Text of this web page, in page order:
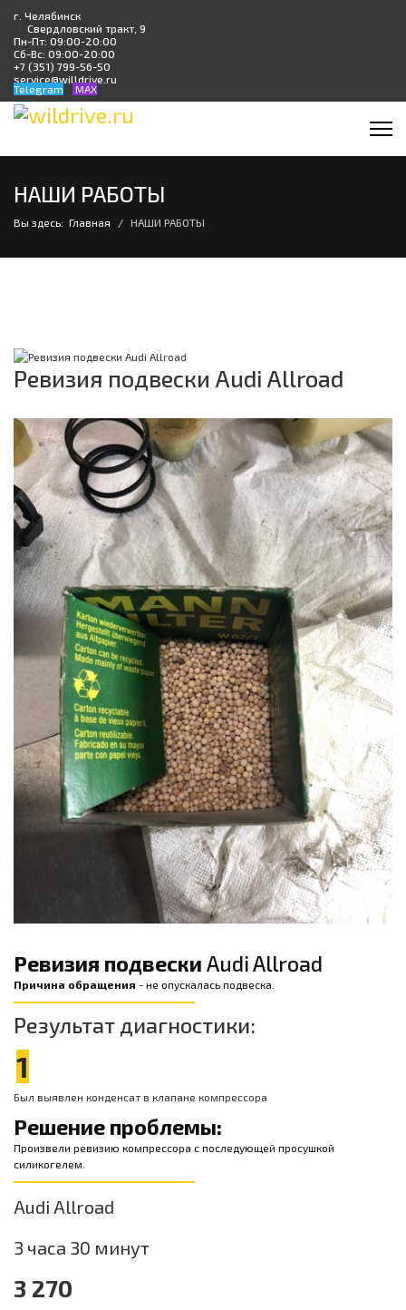
г. Челябинск
Свердловский тракт, 9
Пн-Пт: 09:00-20:00
Сб-Вс: 09:00-20:00
+7 (351) 799-56-50
service@willdrive.ru
Telegram MAX
НАШИ РАБОТЫ
Вы здесь: Главная НАШИ РАБОТЫ
Ревизия подвески Audi Allroad
Ревизия подвески Audi Allroad
Причина обращения - не опускалась подвеска.
Результат диагностики:
1
Был выявлен конденсат в клапане компрессора
Решение проблемы:
Произвели ревизию компрессора с последующей просушкой
силикогелем.
Audi Allroad
3 часа 30 минут
3 270